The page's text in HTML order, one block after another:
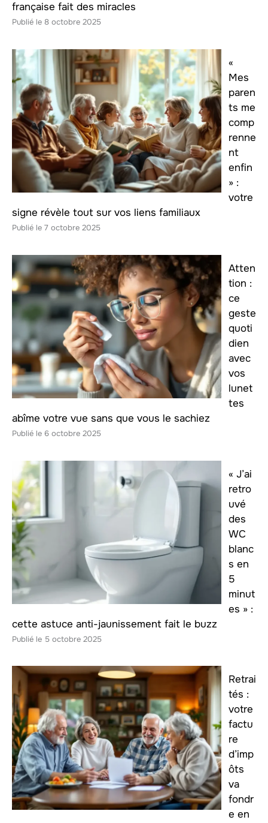
française fait des miracles
8 octobre 2025
«
Mes
paren
ts me
comp
renne
nt
enfin
» :
votre
signe révèle tout sur vos liens familiaux
7 octobre 2025
Atten
tion :
ce
geste
quoti
dien
avec
vos
lunet
tes
abîme votre vue sans que vous le sachiez
6 octobre 2025
« J’ai
retro
uvé
des
WC
blanc
s en
5
minut
es » :
cette astuce anti-jaunissement fait le buzz
5 octobre 2025
Retrai
tés :
votre
factu
re
d’imp
ôts
va
fondr
e en